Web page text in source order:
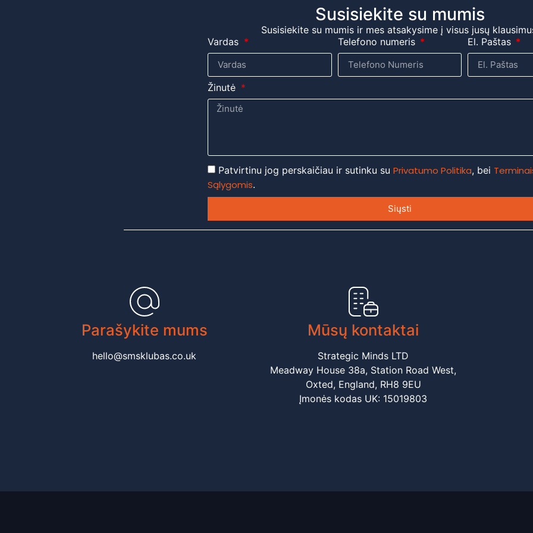
Susisiekite su mumis
Susisiekite su mumis ir mes atsakysime į visus jusų
Vardas
Telefono numeris El. Paštas
Žinutė
Patvirtinu jog perskaičiau ir sutinku suPrivatumo Politika, bei
Sąlygomis.
Siųsti
Parašykite mums
hello@smsklubas.co.uk
Mūsų kontaktai
Strategic Minds LTD
Meadway House 38a, Station Road West,
Oxted, England, RH8 9EU
Įmonės kodas UK: 15019803